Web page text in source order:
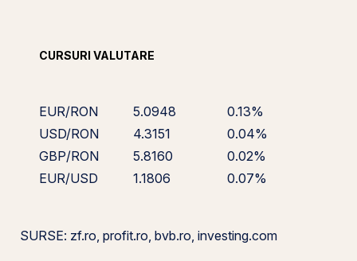
CURSURI VALUTARE
EUR/RON 5.0948
0.13%
USD/RON
4.3151
0.04%
GBP/RON
5.8160
0.02%
EUR/USD
1.1806 0.07%
SURSE: zf.ro, profit.ro, bvb.ro, investing.com